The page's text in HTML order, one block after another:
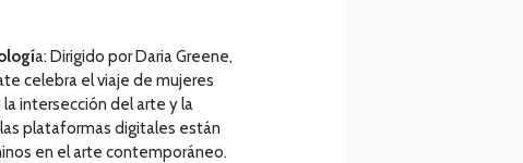
a: Dirigido por Daria Greene,
celebra el viaje de mujeres
intersección del arte y la
plataformas digitales están
en el arte contemporáneo.